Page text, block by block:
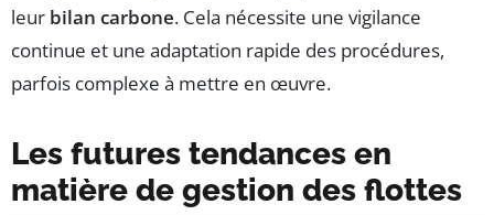
leur bilan carbone. Cela nécessite une vigilance
continue et une adaptation rapide des procédures,
parfois complexe à mettre en œuvre.
Les futures tendances en
matière de gestion des flottes